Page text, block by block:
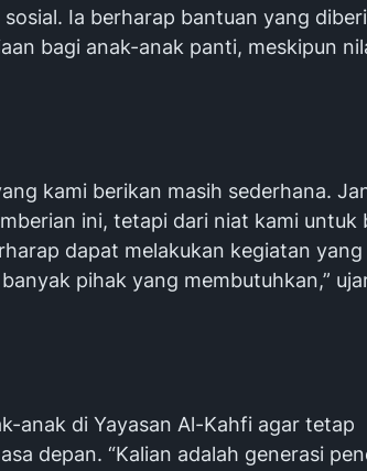
Ia berharap bantuan yang
bagi anak-anak panti, meskipun
kami berikan masih sederhana.
ini, tetapi dari niat kami untuk
dapat melakukan kegiatan yang
pihak yang membutuhkan,”
anak di Yayasan Al-Kahfi agar tetap
depan. “Kalian adalah generasi